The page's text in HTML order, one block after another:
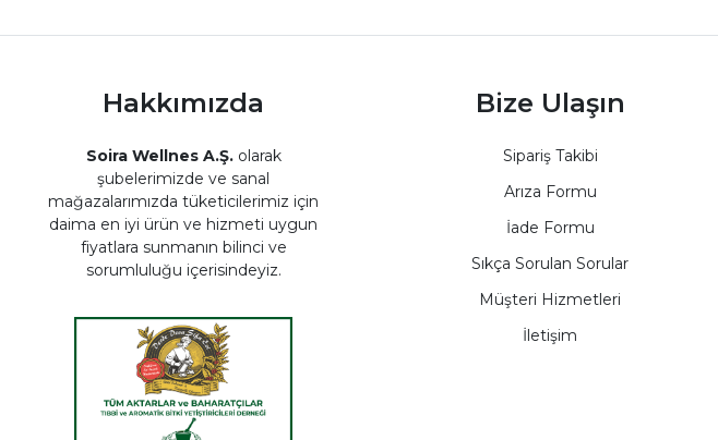
Hakkımızda
Soira Wellnes A.Ş.olarak
şubelerimizde ve sanal
mağazalarımızda tüketicilerimiz için
daima en iyi ürün ve hizmeti uygun
fiyatlara sunmanın bilinci ve
sorumluluğu içerisindeyiz.
Bize Ulaşın
Sipariş Takibi
Arıza Formu
İade Formu
Sıkça Sorulan Sorular
Müşteri Hizmetleri
İletişim